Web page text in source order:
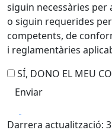
siguin necessàries per
o siguin requerides
competents, de
i reglamentàries
SÍ, DONO EL MEU
Darrera actualització: